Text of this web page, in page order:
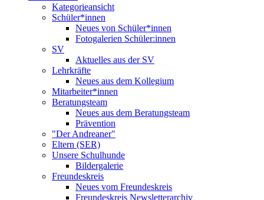
Kategorieansicht
Schüler*innen
Neues von Schüler*innen
Fotogalerien Schüler:innen
SV
Aktuelles aus der SV
Lehrkräfte
Neues aus dem Kollegium
Mitarbeiter*innen
Beratungsteam
Neues aus dem Beratungsteam
Prävention
"Der Andreaner"
Eltern (SER)
Unsere Schulhunde
Bildergalerie
Freundeskreis
Neues vom Freundeskreis
Freundeskreis Newsletterarchiv